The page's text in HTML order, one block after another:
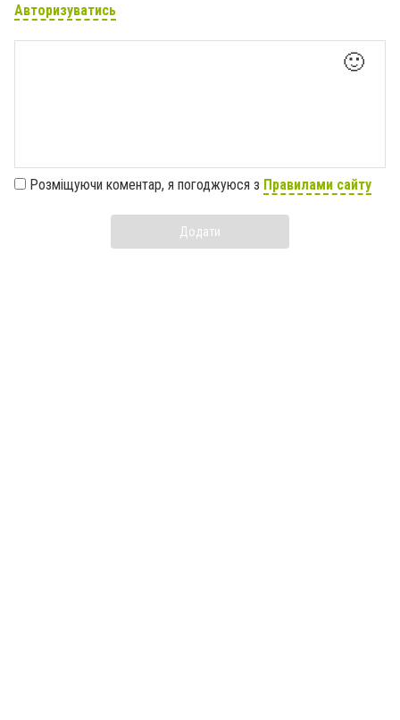
Авторизуватись
🙂
Розміщуючи коментар, я погоджуюся з Правилами сайту
Додати